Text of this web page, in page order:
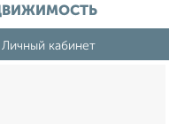
Личный кабинет